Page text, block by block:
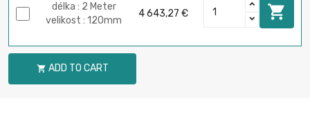
délka : 2 Meter
velikost : 120mm
4 643,27 € 
 ADD TO CART